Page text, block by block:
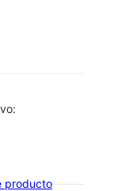
producto